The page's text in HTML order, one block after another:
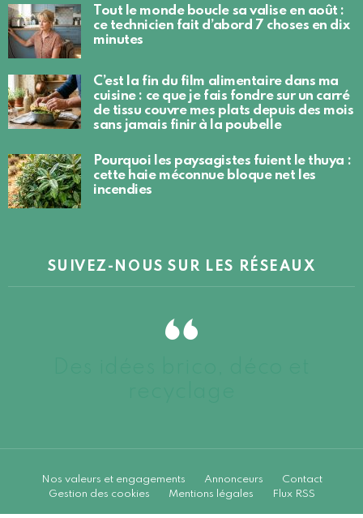
Tout le monde boucle sa valise en août :
ce technicien fait d’abord 7 choses en dix
minutes
C’est la fin du film alimentaire dans ma
cuisine : ce que je fais fondre sur un carré
de tissu couvre mes plats depuis des mois
sans jamais finir à la poubelle
Pourquoi les paysagistes fuient le thuya :
cette haie méconnue bloque net les
incendies
SUIVEZ-NOUS SUR LES RÉSEAUX
Nos valeurs et engagements Annonceurs
Contact
Gestion des cookies
Mentions légales Flux RSS